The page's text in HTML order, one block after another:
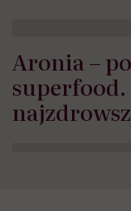
Aronia –
superfood.